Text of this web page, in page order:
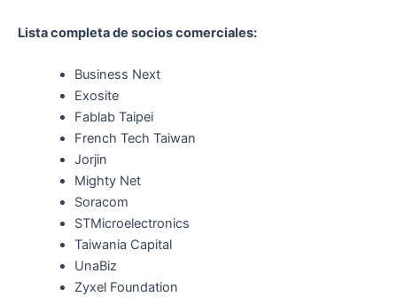
Lista completa de socios comerciales:
Business Next
Exosite
Fablab Taipei
French Tech Taiwan
Jorjin
Mighty Net
Soracom
STMicroelectronics
Taiwania Capital
UnaBiz
Zyxel Foundation